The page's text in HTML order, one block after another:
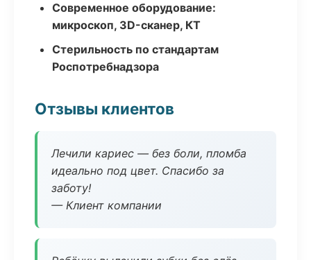
Современное оборудование:
микроскоп, 3D-сканер, КТ
Стерильность по стандартам
Роспотребнадзора
Отзывы клиентов
Лечили кариес — без боли, пломба
идеально под цвет. Спасибо за
заботу!
— Клиент компании